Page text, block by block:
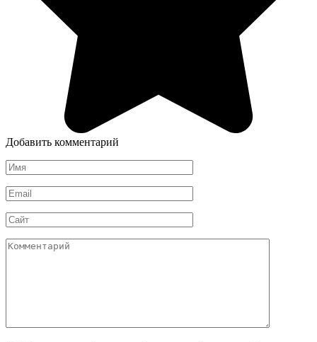
Добавить комментарий
Имя
*
Email
*
Сайт
Комментарий